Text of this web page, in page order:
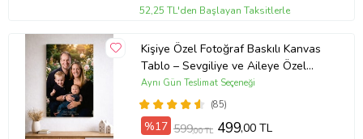
52,25 TL'den Başlayan Taksitlerle
Kişiye Özel Fotoğraf Baskılı Kanvas
Tablo – Sevgiliye ve Aileye Özel
Hediye (ÇokluRenk)
(85)
Aynı Gün Teslimat Seçeneği
%17 599,00 TL 499,00 TL